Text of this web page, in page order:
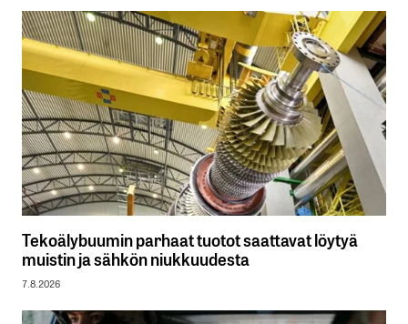
Tekoälybuumin parhaat tuotot saattavat löytyä
muistin ja sähkön niukkuudesta
7.8.2026